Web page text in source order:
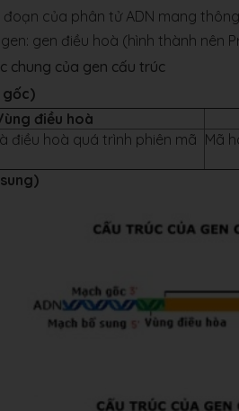
đoạn của phân tử ADN mang
gen điều hoà (hình thành nên
chung của gen cấu trúc
gốc)
điều hoà
điều hoà quá trình phiên mã